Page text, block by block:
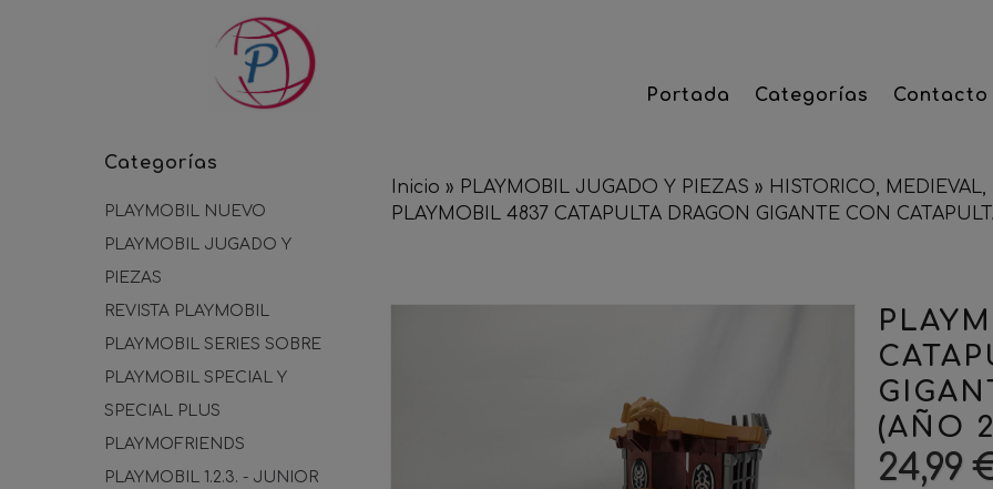
Portada Categorías Contacto
Categorías
PLAYMOBIL NUEVO
PLAYMOBIL JUGADO Y
PIEZAS
REVISTA PLAYMOBIL
PLAYMOBIL SERIES SOBRE
PLAYMOBIL SPECIAL Y
SPECIAL PLUS
PLAYMOFRIENDS
PLAYMOBIL 1.2.3. - JUNIOR
Inicio » PLAYMOBIL JUGADO Y PIEZAS » HISTORICO,
PLAYMOBIL 4837 CATAPULTA DRAGON GIGANTE CON
(AÑO
24,99